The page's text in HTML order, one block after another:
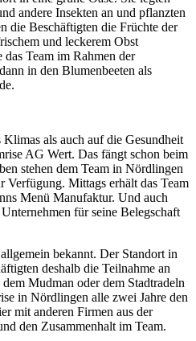
andere Insekten an und pflanzten
die Beschäftigten die Früchte der
und leckerem Obst
das Team im Rahmen der
in den Blumenbeeten als
als auch auf die Gesundheit
AG Wert. Das fängt schon beim
stehen dem Team in Nördlingen
Verfügung. Mittags erhält das Team
Menü Manufaktur. Und auch
für seine Belegschaft
bekannt. Der Standort in
deshalb die Teilnahme an
Mudman oder dem Stadtradeln
in Nördlingen alle zwei Jahre den
mit anderen Firmen aus der
den Zusammenhalt im Team.